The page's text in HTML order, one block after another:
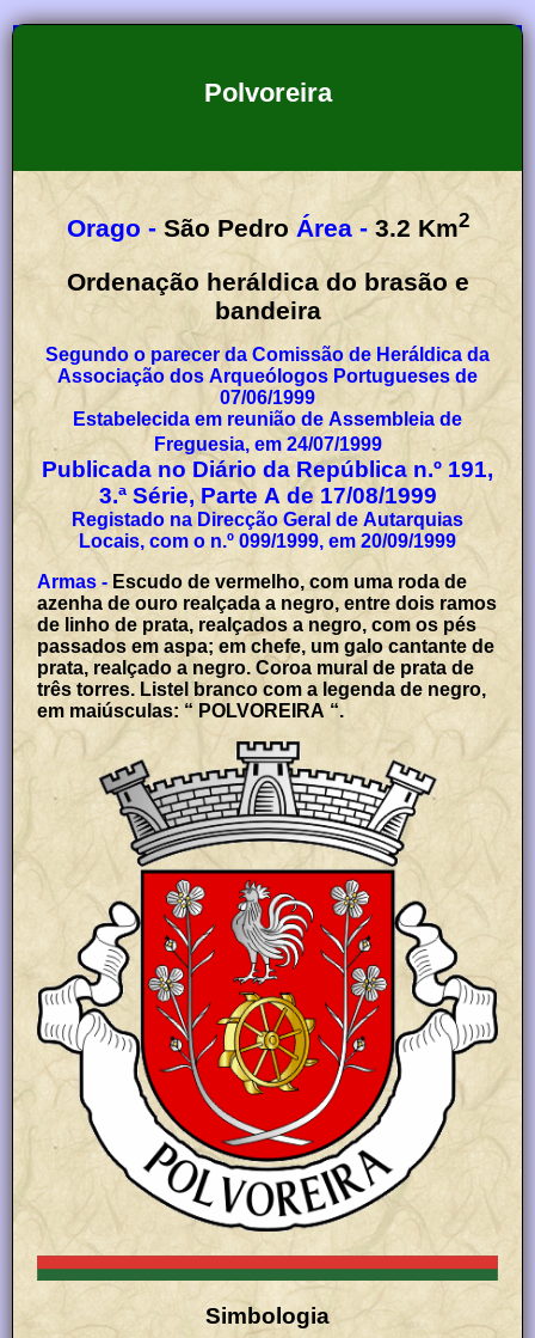
Polvoreira
Orago - São Pedro Área - 3.2 Km2
Ordenação heráldica do brasão e
bandeira
Segundo o parecer da Comissão de Heráldica da
Associação dos Arqueólogos Portugueses de
07/06/1999
Estabelecida em reunião de Assembleia de
Freguesia, em 24/07/1999
Publicada no Diário da República n.º 191,
3.ª Série, Parte A de 17/08/1999
Registado na Direcção Geral de Autarquias
Locais, com o n.º 099/1999, em 20/09/1999
Armas - Escudo de vermelho, com uma roda de
azenha de ouro realçada a negro, entre dois ramos
de linho de prata, realçados a negro, com os pés
passados em aspa; em chefe, um galo cantante de
prata, realçado a negro. Coroa mural de prata de
três torres. Listel branco com a legenda de negro,
em maiúsculas: “ POLVOREIRA “.
Simbologia